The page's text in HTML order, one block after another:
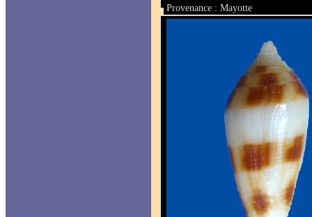
Provenance : Mayotte
Taille : 39 mm